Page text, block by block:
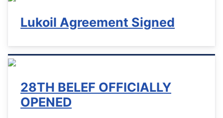
Lukoil Аgreement Signed
28TH BELEF OFFICIALLY
OPENED